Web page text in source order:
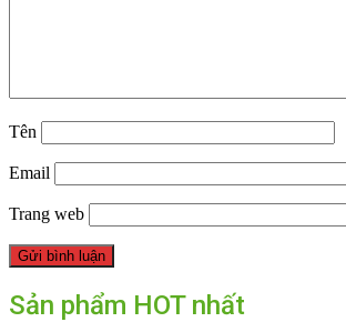
Tên
Email
Trang web
Sản phẩm HOT nhất